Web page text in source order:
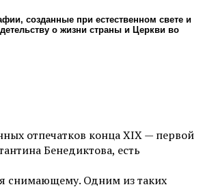
созданные при естественном свете и
о жизни страны и Церкви во
отпечатков конца XIX — первой
Бенедиктова, есть
снимающему. Одним из таких